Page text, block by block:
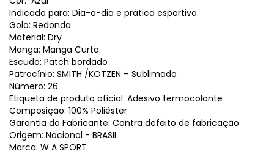
Indicado para: Dia-a-dia e prática esportiva
Gola: Redonda
Material: Dry
Manga: Manga Curta
Escudo: Patch bordado
Patrocínio: SMITH /KOTZEN – Sublimado
Número: 26
Etiqueta de produto oficial: Adesivo termocolante
Composição: 100% Poliéster
Garantia do Fabricante: Contra defeito de fabricação
Origem: Nacional - BRASIL
Marca: W A SPORT